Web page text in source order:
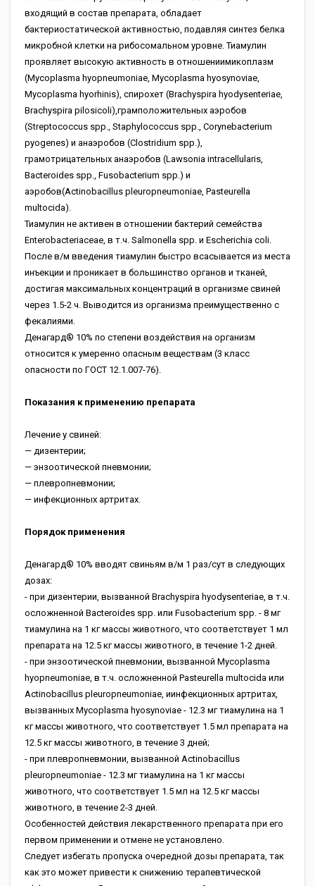
входящий в состав препарата, обладает
бактериостатической активностью, подавляя синтез белка
микробной клетки на рибосомальном уровне. Тиамулин
проявляет высокую активность в отношениимикоплазм
(Mycoplasma hyopneumoniae, Mycoplasma hyosynoviae,
Mycoplasma hyorhinis), cпиpoxeт (Brachyspira hyodysenteriae,
Brachyspira pilosicoli),грамположительных аэробов
(Streptococcus spp., Staphylococcus spp., Corynebacterium
pyogenes) и анаэробов (Clostridium spp.),
грамотрицательных анаэробов (Lawsonia intracellularis,
Bacteroides spp., Fusobacterium spp.) и
аэробов(Actinobacillus pleuropneumoniae, Pasteurella
multocida).
Тиамулин не активен в отношении бактерий семейства
Enterobacteriaceae, в т.ч. Salmonella spp. и Escherichia coli.
После в/м введения тиамулин быстро всасывается из места
инъекции и проникает в большинство органов и тканей,
достигая максимальных концентраций в организме свиней
через 1.5-2 ч. Выводится из организма преимущественно с
фекалиями.
Денагард® 10% по степени воздействия на организм
относится к умеренно опасным веществам (3 класс
опасности по ГОСТ 12.1.007-76).
Показания к применению препарата
Лечение у свиней:
— дизентерии;
— энзоотической пневмонии;
— плевропневмонии;
— инфекционных артритах.
Порядок применения
Денагард® 10% вводят свиньям в/м 1 раз/сут в следующих
дозах:
- при дизентерии, вызванной Brachyspira hyodysenteriae, в т.ч.
осложненной Bacteroides spp. или Fusobacterium spp. - 8 мг
тиамулина на 1 кг массы животного, что соответствует 1 мл
препарата на 12.5 кг массы животного, в течение 1-2 дней.
- при энзоотической пневмонии, вызванной Mycoplasma
hyopneumoniae, в т.ч. осложненной Pasteurella multocida или
Actinobacillus pleuropneumoniae, иинфекционных артритах,
вызванных Mycoplasma hyosynoviae - 12.3 мг тиамулина на 1
кг массы животного, что соответствует 1.5 мл препарата на
12.5 кг массы животного, в течение 3 дней;
- при плевропневмонии, вызванной Actinobacillus
pleuropneumoniae - 12.3 мг тиамулина на 1 кг массы
животного, что соответствует 1.5 мл на 12.5 кг массы
животного, в течение 2-3 дней.
Особенностей действия лекарственного препарата при его
первом применении и отмене не установлено.
Следует избегать пропуска очередной дозы препарата, так
как это может привести к снижению терапевтической